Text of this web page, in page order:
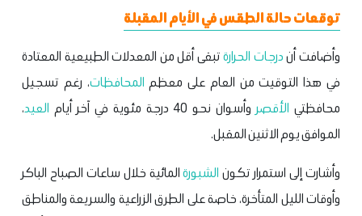
توقعات حالة الطقس في الأيام المقبلة
وأضافت أندرجات الحرارةتبقى أقل من المعدلات الطبيعية المعتادة
في هذا التوقيت من العام على معظم المحافظات، رغم تسجيل
محافظتي الأقصروأسوان نحو 40 درجة مئوية في آخر أيام العيد،
الموافق يوم الاثنين المقبل.
وأشارت إلى استمرار تكون الشبورةالمائية خلال ساعات الصباح الباكر
وأوقات الليل المتأخرة، خاصة على الطرق الزراعية والسريعة والمناطق